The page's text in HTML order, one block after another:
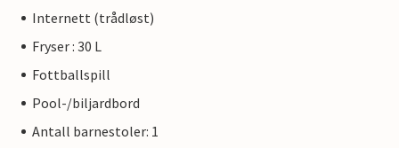
Internett (trådløst)
Fryser : 30 L
Fottballspill
Pool-/biljardbord
Antall barnestoler: 1